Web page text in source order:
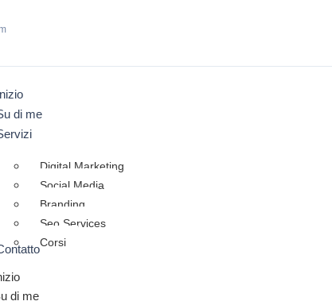
di me
Digital Marketing
Social Media
Branding
Seo Services
Corsi
di me